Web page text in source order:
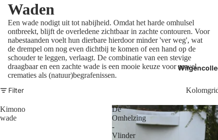
Waden
Een wade nodigt uit tot nabijheid. Omdat het harde omhulsel
ontbreekt, blijft de overledene zichtbaar in zachte contouren. Voor
nabestaanden voelt hun dierbare hierdoor minder 'ver weg', wat
de drempel om nog even dichtbij te komen of een hand op de
schouder te leggen, verlaagt. De combinatie van een stevige
draagbaar en een zachte wade is een mooie keuze voor zowel
crematies als (natuur)begrafenissen.
Filter
Kimono
wade
De
Omhelzing
-
Vlinder